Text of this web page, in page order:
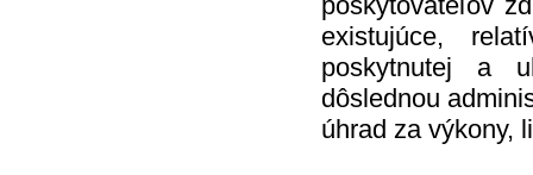
existujúce,
poskytnutej a
dôslednou
úhrad za výkony,